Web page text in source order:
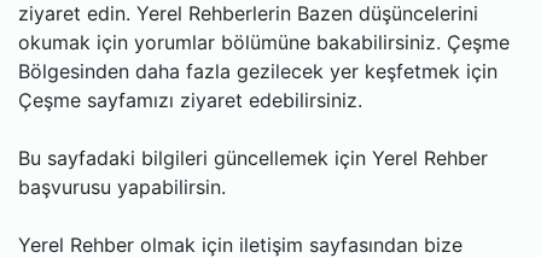
ziyaret edin. Yerel Rehberlerin Bazen düşüncelerini
okumak için yorumlar bölümüne bakabilirsiniz. Çeşme
Bölgesinden daha fazla gezilecek yer keşfetmek için
Çeşme sayfamızı ziyaret edebilirsiniz.
Bu sayfadaki bilgileri güncellemek için Yerel Rehber
başvurusu yapabilirsin.
Yerel Rehber olmak için iletişim sayfasından bize